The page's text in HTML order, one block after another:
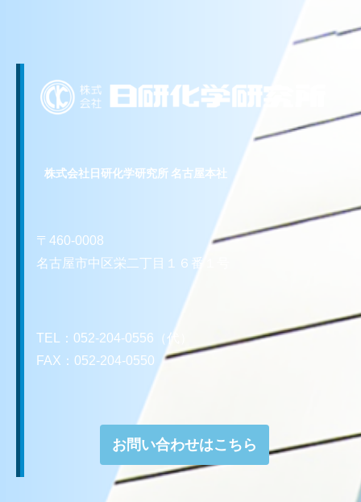
株式会社日研化学研究所 名古屋本社
〒460-0008
名古屋市中区栄二丁目１６番１号
TEL：052-204-0556（代）
FAX：052-204-0550
お問い合わせはこちら
お問い合わせはこちら